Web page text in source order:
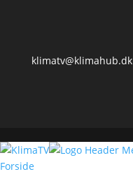
klimatv@klimahub.dk
Forside